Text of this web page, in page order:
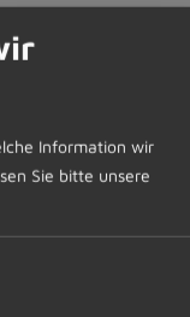
7.30 Uhr bis
bis
möglich.
Information wir
Sie bitte unsere